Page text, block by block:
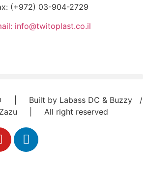
(+972) 03-904-2729
info@twitoplast.co.il
| Built by Labass DC & Buzzy /
Zazu | All right reserved